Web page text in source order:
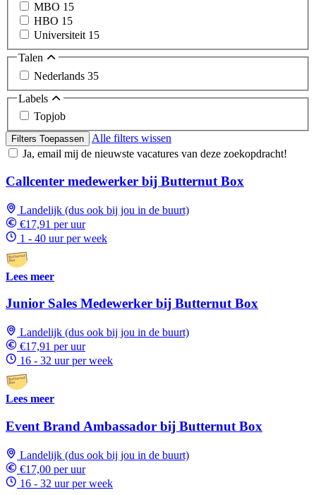
MBO 15
HBO 15
Universiteit 15
Talen
Nederlands 35
Labels
Topjob
Filters Toepassen
Alle filters wissen
Ja, email mij de nieuwste vacatures van deze zoekopdracht!
Callcenter medewerker bij Butternut Box
Landelijk (dus ook bij jou in de buurt)
€17,91 per uur
1 - 40 uur per week
Lees meer
Junior Sales Medewerker bij Butternut Box
Landelijk (dus ook bij jou in de buurt)
€17,91 per uur
16 - 32 uur per week
Lees meer
Event Brand Ambassador bij Butternut Box
Landelijk (dus ook bij jou in de buurt)
€17,00 per uur
16 - 32 uur per week